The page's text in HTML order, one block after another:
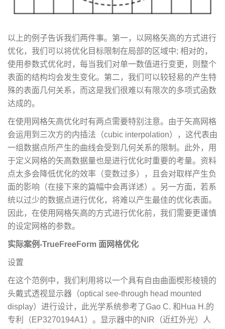
以上的例子告诉我们两件事。第一，以网格矢高的方式进行
优化，我们可以将优化目标限制在局部的区域中; 相对的，
使用参数式优化时，每当我们对单一数值进行变更，则整个
表面的结构均会发生变化。第二，我们可以较轻易的产生特
殊的表面几何关系，而这是我们很难以有限次的多项式函数
达成的。
在使用网格矢高优化时有两点需要特别注意。由于矢高网格
会运用到三次方的内插法（cubic interpolation），这代表由
一组数据点所产生的曲线会受到几何关系的限制。此外，用
于定义网格的矢高数据量也是进行优化时重要的考量。资料
点太多会降低优化的效率（变数过多），且会对取样产生负
面的影响（在接下来的篇幅中会再详述）。另一方面，若系
统以过少的数据点进行优化，将难以产生最佳的优化表面。
因此，在使用网格矢高的方式进行优化前，我们需要更谨慎
的设定网格的参数。
实际案例-TrueFreeForm 面网格优化
设置
在这个范例中，我们利用将以一个具有自由曲面楔形棱镜的
头戴式透视显示器（optical see-through head mounted
display）进行设计，此光学系统参考了Gao C. 和Hua H.的
专利（EP3270194A1）。显示器中的NIR（近红外光）人